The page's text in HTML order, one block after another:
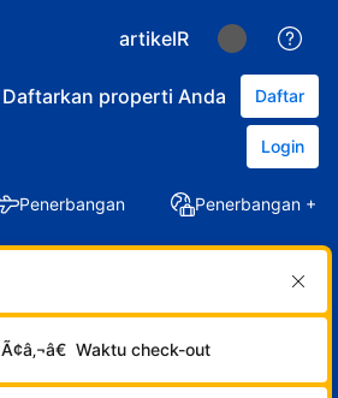
artikelR
Daftarkan properti Anda Daftar
Login
Penerbangan Penerbangan +
Ã¢â‚¬â€ Waktu check-out